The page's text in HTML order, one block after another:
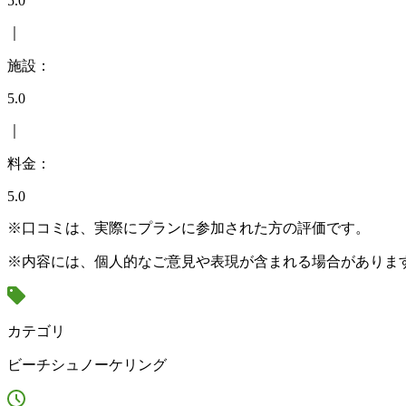
施設：
5.0
料金：
5.0
※口コミは、実際にプランに参加された方の評価です。
※内容には、個人的なご意見や表現が含まれる場合がありま
カテゴリ
ビーチシュノーケリング